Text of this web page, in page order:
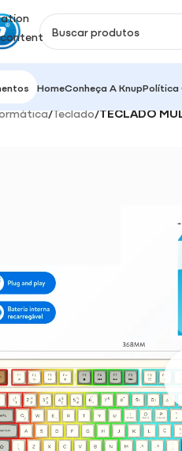
HomeConheça A KnupPolítica
/Teclado/TECLADO